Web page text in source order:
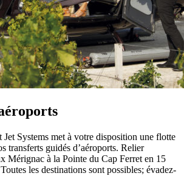
Jet Systems met à votre disposition une flotte
transferts guidés d’aéroports. Relier
Mérignac à la Pointe du Cap Ferret en 15
les destinations sont possibles; évadez-